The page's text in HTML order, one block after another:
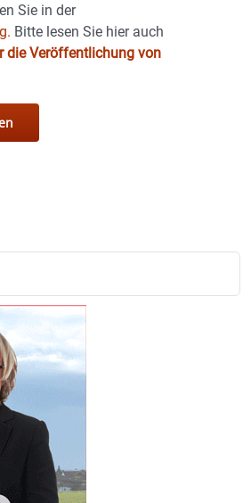
Sie in der
Bitte lesen Sie hier auch
die Veröffentlichung von